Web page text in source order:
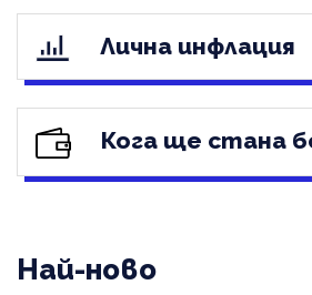
Лична инфлация
Кога ще стана
Най-ново